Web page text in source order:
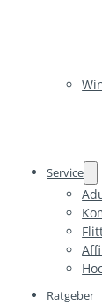
Service
Ratgeber